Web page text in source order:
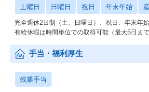
土曜日 日曜日 祝日 年末年始
完全週休2日制（土、日曜日）、祝日、年末年
有給休暇は時間単位での取得可能（最大5日まで
手当・福利厚生
残業手当